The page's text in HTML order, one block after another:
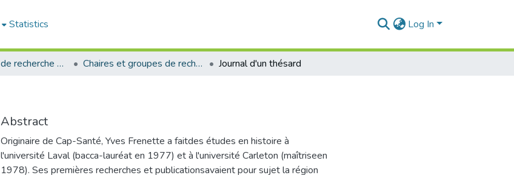
Statistics Log In
Publications de recherche et autres travaux des professeurs et chercheurs Chaires et groupes de recherche Journal d'un thésard
Abstract
Originaire de Cap-Santé, Yves Frenette a faitdes études en histoire à
l'université Laval (bacca-lauréat en 1977) et à l'université Carleton (maîtriseen
1978). Ses premières recherches et publicationsavaient pour sujet la région